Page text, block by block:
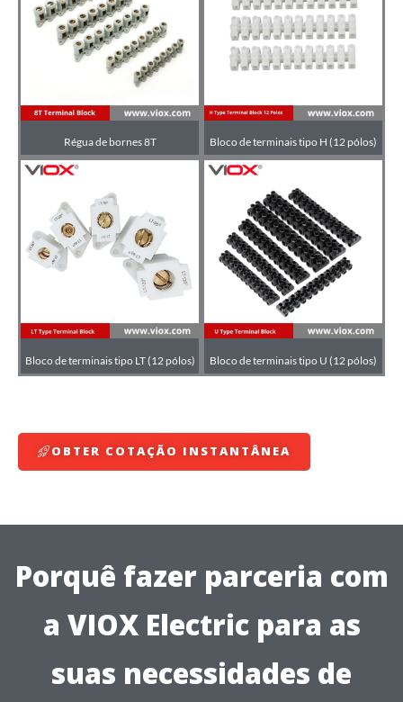
Régua de bornes 8T Bloco de terminais tipo H (12 pólos)
Bloco de terminais tipo LT (12 pólos) Bloco de terminais tipo U (12 pólos)
OBTER COTAÇÃO INSTANTÂNEA
Porquê fazer parceria com
a VIOX Electric para as
suas necessidades de